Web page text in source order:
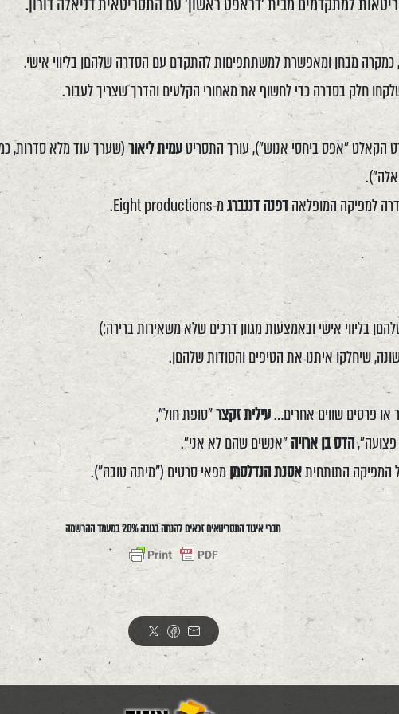
מבחן ומאפשרת למשתתפיםות להתקדם עם הסדרה שלהםן בליווי אישי.
חלק בסדרה כדי לחשוף את מאחורי הקלעים והדרך שצריך לעבור.
הקאלט "אפס ביחסי אנוש"), עורך התסריטעמית ליאור(שערך עוד מלא סדרות,
למפיקה המופלאהדפנה דננברגמ-Eight productions.
בליווי אישי ובאמצעות מגוון דרכים שלא משאירות ברירה:)
שיחלקו איתנו את הטיפים והסודות שלהםן.
או פרסים שווים אחרים…עילית זקצר"סופת חול",
הדס בן ארויה"אנשים שהם לא אני".
המפיקה התותחיתאסנת הנדלסמןמפאי סרטים ("מיתה טובה").
חברי איגוד התסריטאים זכאים להנחה בגובה 20% במעמד ההרשמה